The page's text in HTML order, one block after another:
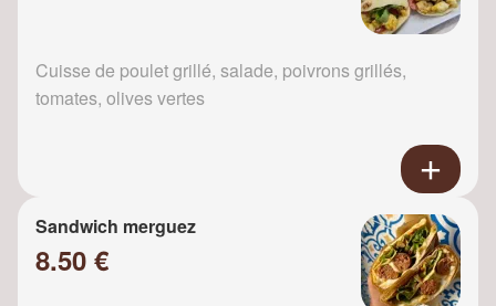
Cuisse de poulet grillé, salade, poivrons grillés,
tomates, olives vertes
Sandwich merguez
8.50 €